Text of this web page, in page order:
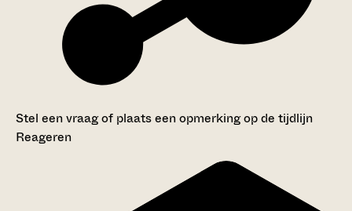
Stel een vraag of plaats een opmerking op de tijdlijn
Reageren